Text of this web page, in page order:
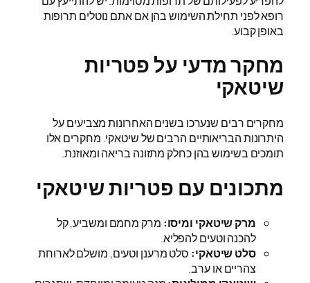
רופא לפני תחילת השימוש בהן אם אתם נוטלים תרופות
באופן קבוע.
מחקר מדעי על פטריות
שיטאקי
מחקרים רבים שנערכו בשנים האחרונות מצביעים על
היתרונות הבריאותיים הרבים של שיטאקי. מחקרים אלו
תומכים בשימוש בהן כחלק מתזונה בריאה ומאוזנת.
מתכונים עם פטריות שיטאקי
מרק שיטאקי ומיסו: מרק מחמם ומשביע, קל
להכנה וטעים להפליא.
סלט שיטאקי: סלט מרענן וטעים, מושלם לארוחת
צהריים או ערב.